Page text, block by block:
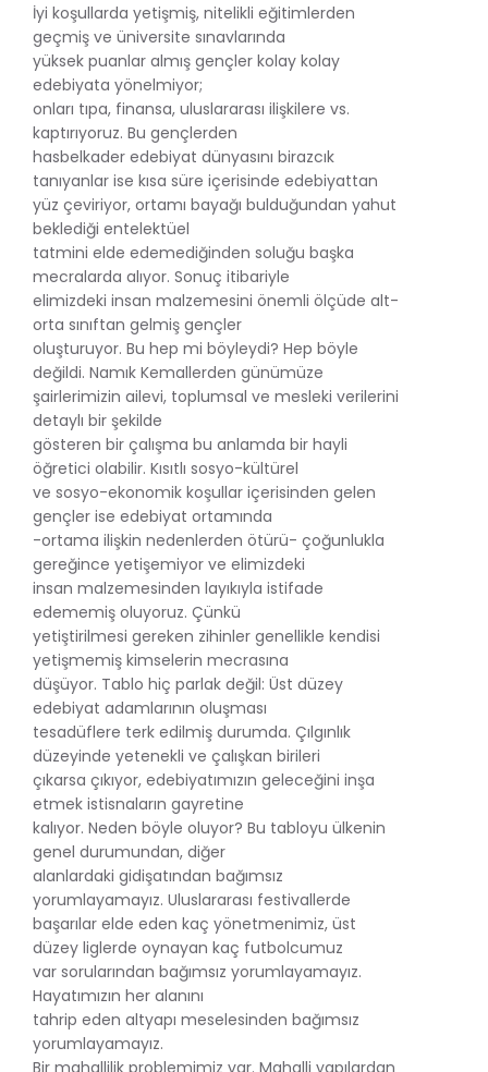
İyi koşullarda yetişmiş, nitelikli eğitimlerden
geçmiş ve üniversite sınavlarında
yüksek puanlar almış gençler kolay kolay
edebiyata yönelmiyor;
onları tıpa, finansa, uluslararası ilişkilere vs.
kaptırıyoruz. Bu gençlerden
hasbelkader edebiyat dünyasını birazcık
tanıyanlar ise kısa süre içerisinde edebiyattan
yüz çeviriyor, ortamı bayağı bulduğundan yahut
beklediği entelektüel
tatmini elde edemediğinden soluğu başka
mecralarda alıyor. Sonuç itibariyle
elimizdeki insan malzemesini önemli ölçüde alt-
orta sınıftan gelmiş gençler
oluşturuyor. Bu hep mi böyleydi? Hep böyle
değildi. Namık Kemallerden günümüze
şairlerimizin ailevi, toplumsal ve mesleki verilerini
detaylı bir şekilde
gösteren bir çalışma bu anlamda bir hayli
öğretici olabilir. Kısıtlı sosyo-kültürel
ve sosyo-ekonomik koşullar içerisinden gelen
gençler ise edebiyat ortamında
-ortama ilişkin nedenlerden ötürü- çoğunlukla
gereğince yetişemiyor ve elimizdeki
insan malzemesinden layıkıyla istifade
edememiş oluyoruz. Çünkü
yetiştirilmesi gereken zihinler genellikle kendisi
yetişmemiş kimselerin mecrasına
düşüyor. Tablo hiç parlak değil: Üst düzey
edebiyat adamlarının oluşması
tesadüflere terk edilmiş durumda. Çılgınlık
düzeyinde yetenekli ve çalışkan birileri
çıkarsa çıkıyor, edebiyatımızın geleceğini inşa
etmek istisnaların gayretine
kalıyor. Neden böyle oluyor? Bu tabloyu ülkenin
genel durumundan, diğer
alanlardaki gidişatından bağımsız
yorumlayamayız. Uluslararası festivallerde
başarılar elde eden kaç yönetmenimiz, üst
düzey liglerde oynayan kaç futbolcumuz
var sorularından bağımsız yorumlayamayız.
Hayatımızın her alanını
tahrip eden altyapı meselesinden bağımsız
yorumlayamayız.
Bir mahallilik problemimiz var. Mahalli yapılardan